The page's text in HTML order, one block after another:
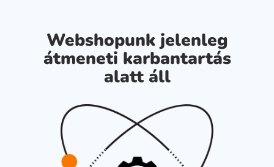
Webshopunk jelenleg
átmeneti karbantartás
alatt áll